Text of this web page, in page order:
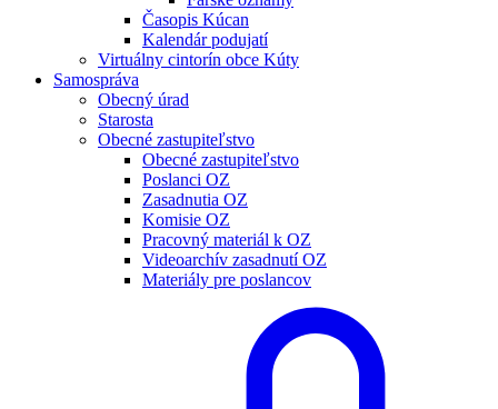
Časopis Kúcan
Kalendár podujatí
Virtuálny cintorín obce Kúty
Samospráva
Obecný úrad
Starosta
Obecné zastupiteľstvo
Obecné zastupiteľstvo
Poslanci OZ
Zasadnutia OZ
Komisie OZ
Pracovný materiál k OZ
Videoarchív zasadnutí OZ
Materiály pre poslancov